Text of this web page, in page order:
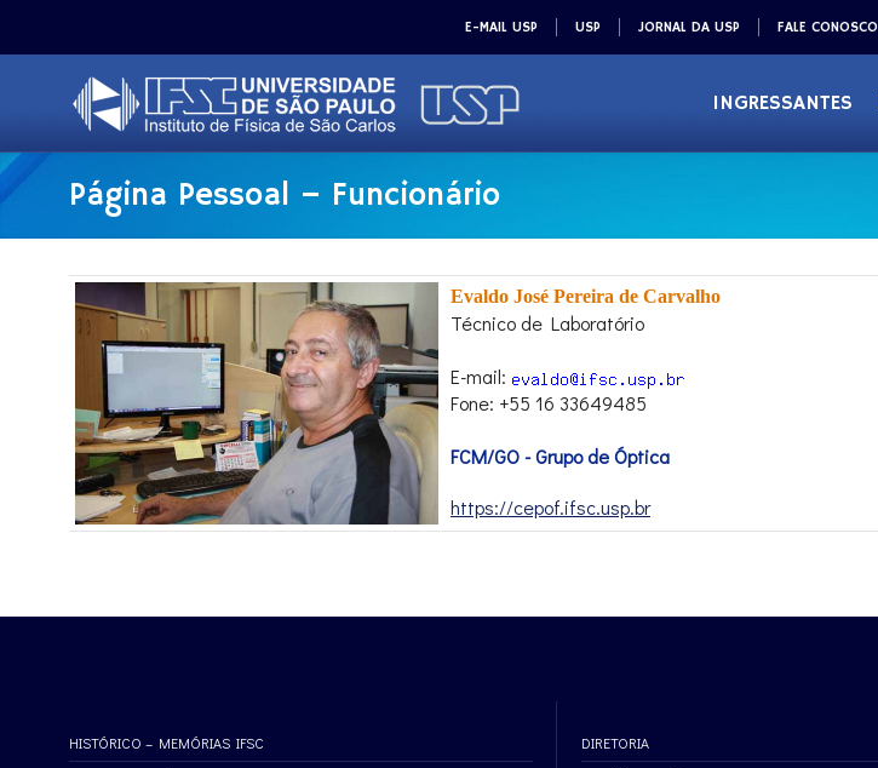
E-MAIL USP USP JORNAL DA USP FALE CONOSCO
INGRESSANTES
Página Pessoal – Funcionário
Evaldo José Pereira de Carvalho
Técnico de Laboratório
E-mail:
Fone: +55 16 33649485
FCM/GO - Grupo de Óptica
https://cepof.ifsc.usp.br
HISTÓRICO – MEMÓRIAS IFSC
DIRETORIA